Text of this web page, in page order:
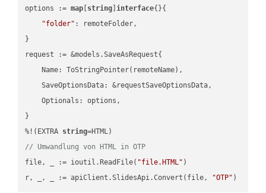
options := map string ]interface{}{
"folder" : remoteFolder,
}
request := &models.SaveAsRequest{
    Name: ToStringPointer(remoteName),
    SaveOptionsData: &requestSaveOptionsData,
    Optionals: options,
}
%!(EXTRA string
// Umwandlung von HTML in OTP
file, _ := ioutil.ReadFile( "file.HTML" )
r, _, _ := apiClient.SlidesApi.Convert(file,
"OTP"